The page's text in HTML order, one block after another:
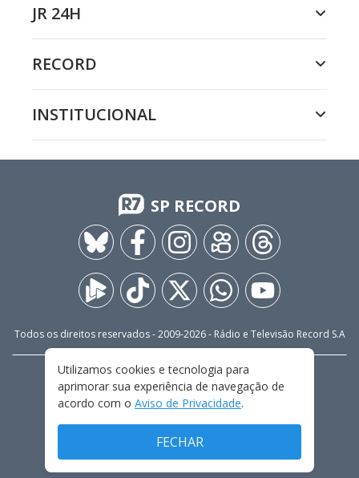
JR 24H
RECORD
INSTITUCIONAL
SP RECORD
Todos os direitos reservados - 2009-2026- Rádio e Televisão Record S.A
FALE CONOSCO
PRIVACIDADE
TERMOS E CONDIÇÕES DE USO
Utilizamos cookies e tecnologia para
aprimorar sua experiência de navegação de
acordo com o Aviso de Privacidade.
FECHAR